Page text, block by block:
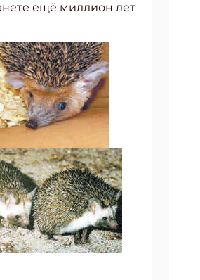
ещё миллион лет